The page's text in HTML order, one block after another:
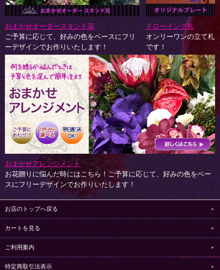
おまかせオーダースタンド花
ご予算に応じて、好みの色をベースにフリ
ーデザインでお作りいたします！
ドローイング札
オンリーワンの立て札
です！
おまかせアレンジメント
お花贈りに悩んだ時にはこちら！ご予算に応じて、好みの色をベー
スにフリーデザインでお作りいたします！
お店のトップへ戻る
カートを見る
ご利用案内
特定商取引法表示